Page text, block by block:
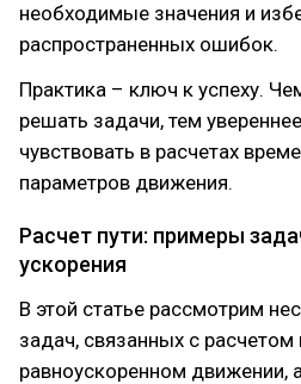
необходимые значения и
распространенных ошибок.
Практика – ключ к успеху.
решать задачи, тем
чувствовать в расчетах
параметров движения.
Расчет пути: примеры
ускорения
В этой статье рассмотрим
задач, связанных с расчетом
равноускоренном движении,